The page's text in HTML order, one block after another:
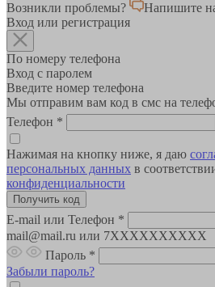
Возникли проблемы?
Напишите
Вход или регистрация
По номеру телефона
Вход с паролем
Введите номер телефона
Мы отправим вам код в смс на
Телефон *
Нажимая на кнопку ниже, я даю
персональных данных в
конфиденциальности
E-mail или Телефон *
mail@mail.ru или 7XXXXXXXXXX
Пароль *
Забыли пароль?